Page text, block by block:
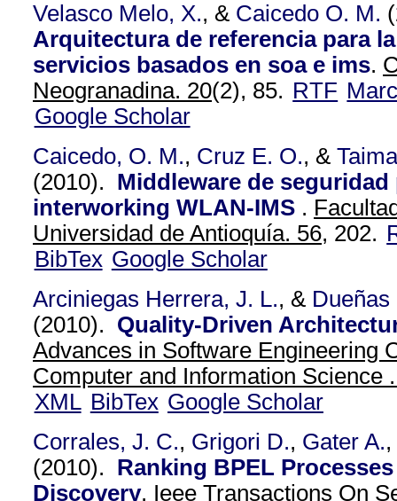
Velasco Melo, X., & Caicedo O. M.
Arquitectura de referencia para
servicios basados en soa e ims.
Neogranadina. 20(2), 85. RTF
Google Scholar
Caicedo, O. M., Cruz E. O., &
(2010). Middleware de seguridad
interworking WLAN-IMS .
Universidad de Antioquía. 56, 202.
BibTex Google Scholar
Arciniegas Herrera, J. L., & Dueñas
(2010). Quality-Driven
Advances in Software Engineering
Computer and Information Science
XML BibTex Google Scholar
Corrales, J. C., Grigori D., Gater A.
(2010). Ranking BPEL
Discovery. Ieee Transactions On